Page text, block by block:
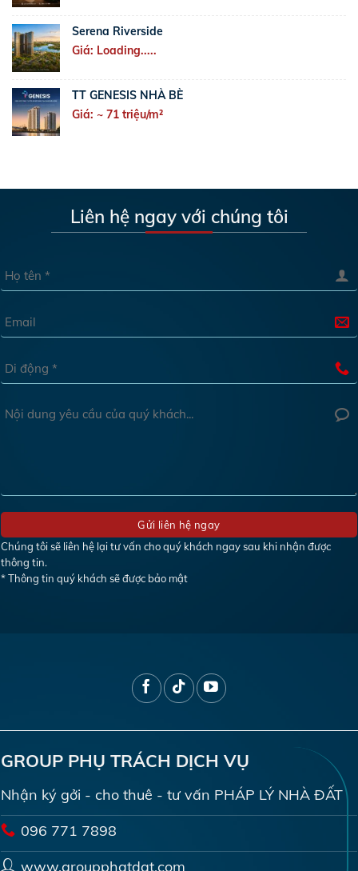
Serena Riverside
Giá: Loading.....
TT GENESIS NHÀ BÈ
Giá: ~ 71 triệu/m²
Liên hệ ngay với chúng tôi
Chúng tôi sẽ liên hệ lại tư vấn cho quý khách ngay sau khi nhận được
thông tin.
* Thông tin quý khách sẽ được bảo mật
GROUP PHỤ TRÁCH DỊCH VỤ
Nhận ký gởi - cho thuê - tư vấn PHÁP LÝ NHÀ ĐẤT
096 771 7898
www.groupphatdat.com